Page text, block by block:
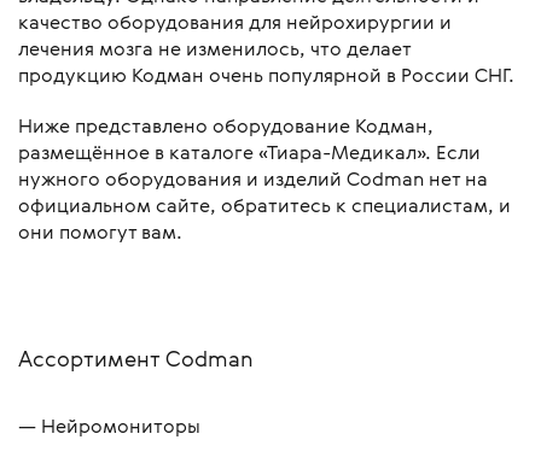
качество оборудования для нейрохирургии и
лечения мозга не изменилось, что делает
продукцию Кодман очень популярной в России СНГ.
Ниже представлено оборудование Кодман,
размещённое в каталоге «Тиара-Медикал». Если
нужного оборудования и изделий Codman нет на
официальном сайте, обратитесь к специалистам, и
они помогут вам.
Ассортимент Codman
Нейромониторы